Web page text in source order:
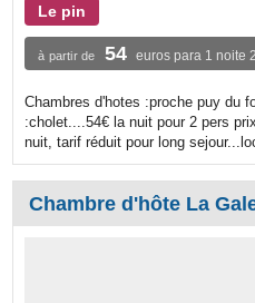
Le pin
à partir de 54 euros para 1 noite
Chambres d'hotes :proche puy du
:cholet....54€ la nuit pour 2 pers
nuit, tarif réduit pour long
Chambre d'hôte La